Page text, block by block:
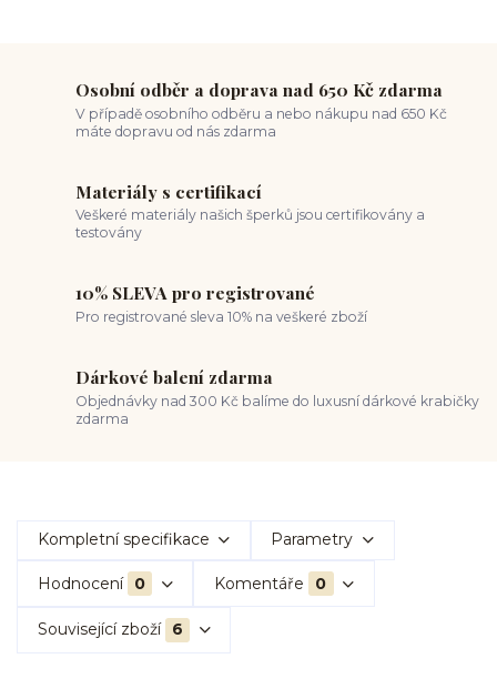
Osobní odběr a doprava nad 650 Kč zdarma
V případě osobního odběru a nebo nákupu nad 650 Kč
máte dopravu od nás zdarma
Materiály s certifikací
Veškeré materiály našich šperků jsou certifikovány a
testovány
10% SLEVA pro registrované
Pro registrované sleva 10% na veškeré zboží
Dárkové balení zdarma
Objednávky nad 300 Kč balíme do luxusní dárkové krabičky
zdarma
Kompletní specifikace Parametry
Hodnocení 0 Komentáře 0
Související zboží 6